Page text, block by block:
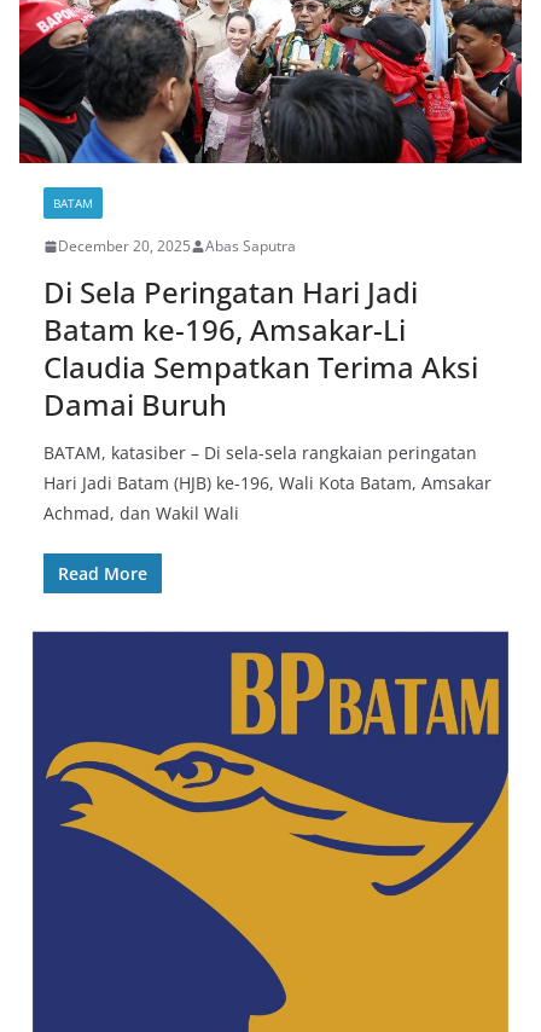
BATAM
December 20, 2025 Abas Saputra
Di Sela Peringatan Hari Jadi
Batam ke-196, Amsakar-Li
Claudia Sempatkan Terima Aksi
Damai Buruh
BATAM, katasiber – Di sela-sela rangkaian peringatan
Hari Jadi Batam (HJB) ke-196, Wali Kota Batam, Amsakar
Achmad, dan Wakil Wali
Read More